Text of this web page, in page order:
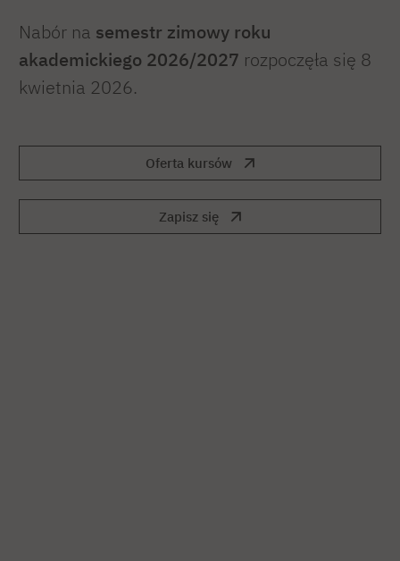
Nabór na semestr zimowy roku
akademickiego 2026/2027 rozpoczęła się 8
kwietnia 2026.
Oferta kursów
Zapisz się